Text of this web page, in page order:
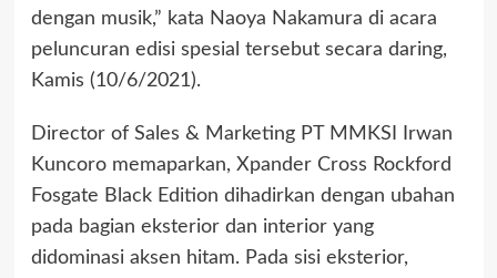
dengan musik,” kata Naoya Nakamura di acara
peluncuran edisi spesial tersebut secara daring,
Kamis (10/6/2021).
Director of Sales & Marketing PT MMKSI Irwan
Kuncoro memaparkan, Xpander Cross Rockford
Fosgate Black Edition dihadirkan dengan ubahan
pada bagian eksterior dan interior yang
didominasi aksen hitam. Pada sisi eksterior,